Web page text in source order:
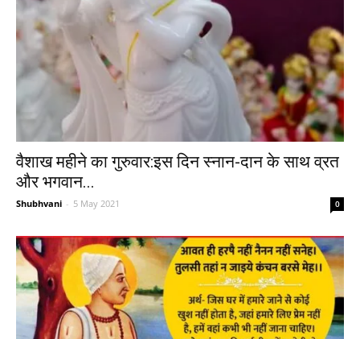
वैशाख महीने का गुरुवार:इस दिन स्नान-दान के साथ व्रत
और भगवान...
Shubhvani - 5 May 2021 0